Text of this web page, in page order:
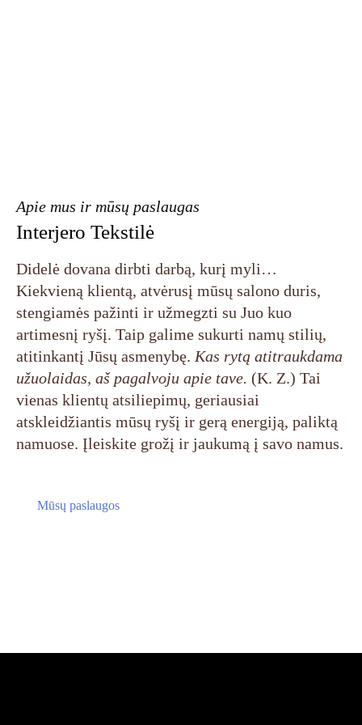
Apie mus ir mūsų paslaugas
Interjero Tekstilė
Didelė dovana dirbti darbą, kurį myli…
Kiekvieną klientą, atvėrusį mūsų salono duris,
stengiamės pažinti ir užmegzti su Juo kuo
artimesnį ryšį. Taip galime sukurti namų stilių,
atitinkantį Jūsų asmenybę. Kas rytą atitraukdama
užuolaidas, aš pagalvoju apie tave. (K. Z.) Tai
vienas klientų atsiliepimų, geriausiai
atskleidžiantis mūsų ryšį ir gerą energiją, paliktą
namuose. Įleiskite grožį ir jaukumą į savo namus.
Mūsų paslaugos